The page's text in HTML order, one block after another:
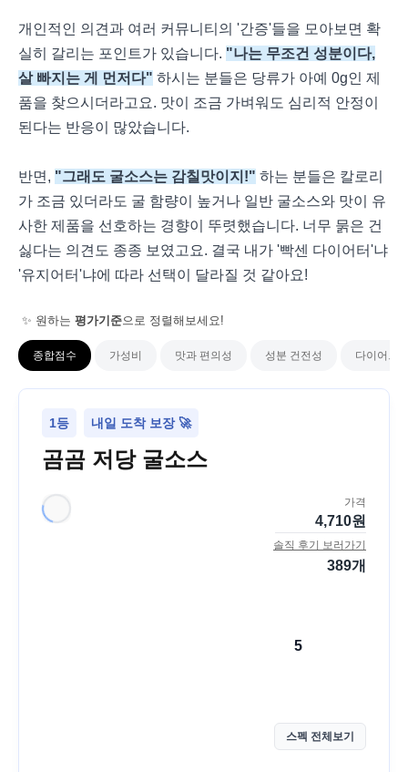
개인적인 의견과 여러 커뮤니티의 '간증'들을 모아보면 확
실히 갈리는 포인트가 있습니다. "나는 무조건 성분이다,
살 빠지는 게 먼저다" 하시는 분들은 당류가 아예 0g인 제
품을 찾으시더라고요. 맛이 조금 가벼워도 심리적 안정이
된다는 반응이 많았습니다.
반면, "그래도 굴소스는 감칠맛이지!" 하는 분들은 칼로리
가 조금 있더라도 굴 함량이 높거나 일반 굴소스와 맛이 유
사한 제품을 선호하는 경향이 뚜렷했습니다. 너무 묽은 건
싫다는 의견도 종종 보였고요. 결국 내가 '빡센 다이어터'냐
'유지어터'냐에 따라 선택이 달라질 것 같아요!
✨ 원하는 평가기준으로 정렬해보세요!
종합점수 가성비 맛과 편의성 성분 건전성 다이어트
1등 내일 도착 보장 🚀
곰곰 저당 굴소스
가격
4,710원
솔직 후기 보러가기
389개
5
스펙 전체보기